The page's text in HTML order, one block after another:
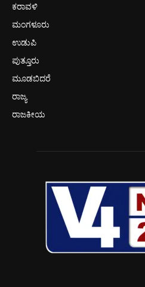
ಕರಾವಳಿ
ಮಂಗಳೂರು
ಉಡುಪಿ
ಪುತ್ತೂರು
ಮೂಡಬಿದರೆ
ರಾಜ್ಯ
ರಾಜಕೀಯ